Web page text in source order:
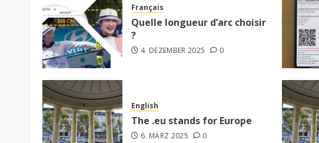
Français
Quelle longueur d’arc choisir
?
4. DEZEMBER 2025 0
English
The .eu stands for Europe
6. MÄRZ 2025 0